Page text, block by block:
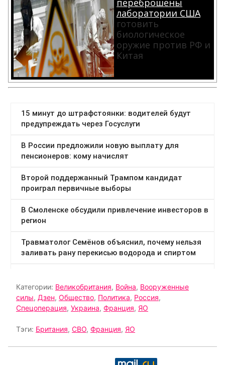
переброшены
лаборатории США
готовить
биологическое
оружие против РФ и
Китая
Категории: Великобритания, Война, Вооруженные
силы, Дзен, Общество, Политика, Россия,
Спецоперация, Украина, Франция, ЯО
Тэги: Британия, СВО, Франция, ЯО